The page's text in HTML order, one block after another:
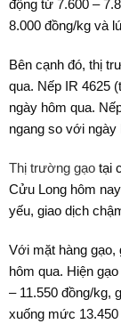
động từ 7.600 –
8.000 đồng/kg và
Bên cạnh đó, thị
qua. Nếp IR 4625
ngày hôm qua.
ngang so với ngày
Thị trường gạo tại
Cửu Long hôm
yếu, giao dịch
Với mặt hàng gạo,
hôm qua. Hiện
– 11.550 đồng/kg,
xuống mức 13.450